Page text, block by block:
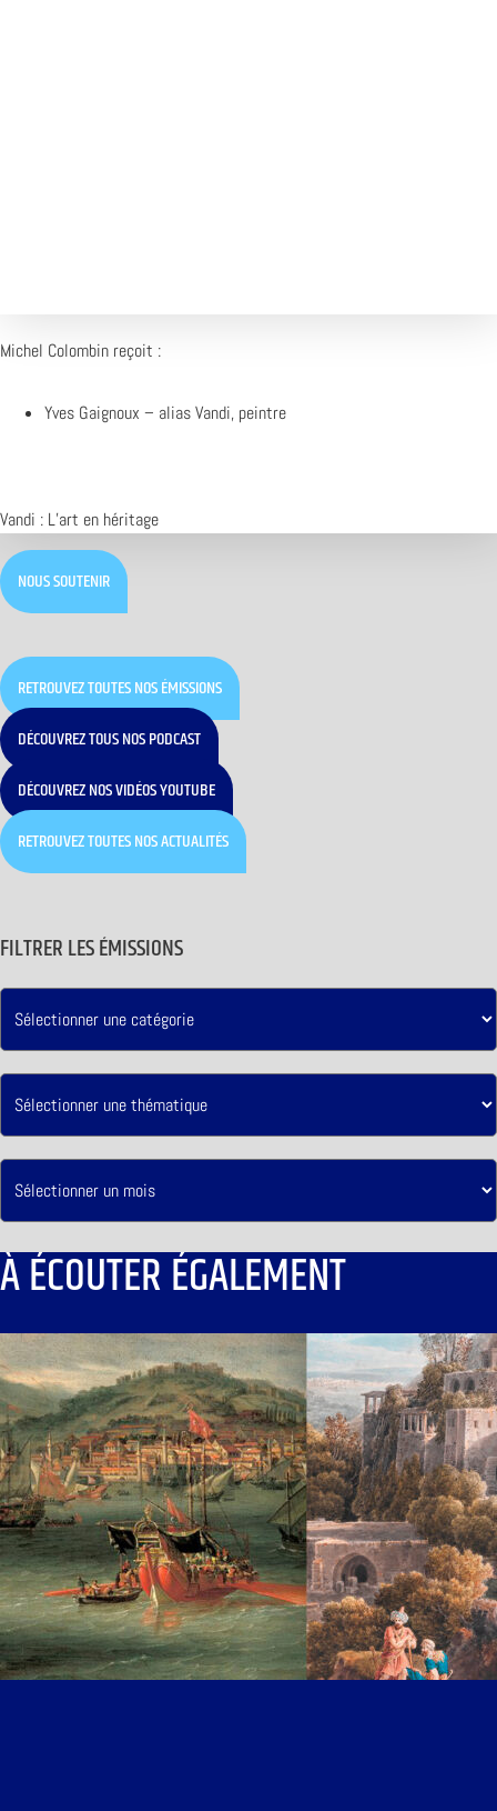
Michel Colombin reçoit :
Yves Gaignoux – alias Vandi, peintre
Vandi : L’art en héritage
NOUS SOUTENIR
RETROUVEZ TOUTES NOS ÉMISSIONS
DÉCOUVREZ TOUS NOS PODCAST
DÉCOUVREZ NOS VIDÉOS YOUTUBE
RETROUVEZ TOUTES NOS ACTUALITÉS
FILTRER LES ÉMISSIONS
À ÉCOUTER ÉGALEMENT